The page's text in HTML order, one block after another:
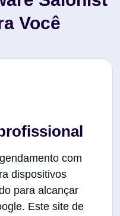
Você
com
dispositivos
para alcançar
Este site de